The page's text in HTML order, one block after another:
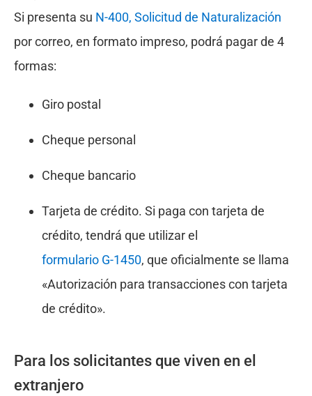
Si presenta su N-400, Solicitud de Naturalización
por correo, en formato impreso, podrá pagar de 4
formas:
Giro postal
Cheque personal
Cheque bancario
Tarjeta de crédito. Si paga con tarjeta de
crédito, tendrá que utilizar el
formulario G-1450, que oficialmente se llama
«Autorización para transacciones con tarjeta
de crédito».
Para los solicitantes que viven en el
extranjero